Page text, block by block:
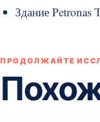
Здание Petronas
ПРОДОЛЖАЙТЕ